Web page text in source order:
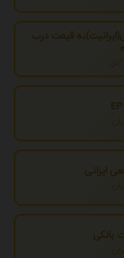
قیمت درب
آمل
ایرانی
بانکی